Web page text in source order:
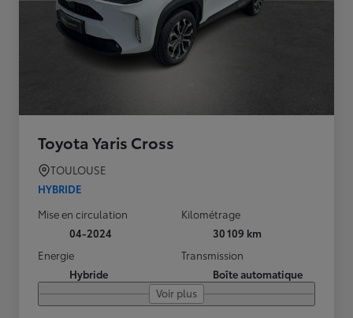
Toyota Yaris Cross
TOULOUSE
HYBRIDE
Mise en circulation
04-2024
Kilométrage
30 109 km
Energie
Hybride
Transmission
Boîte automatique
Voir plus